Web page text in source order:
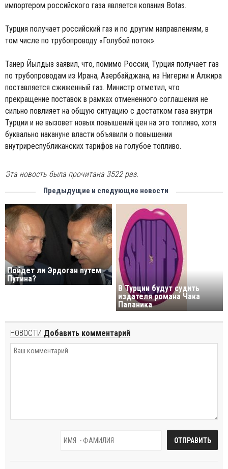
импортером российского газа является копания Botas.
Турция получает российский газ и по другим направлениям, в
том числе по трубопроводу «Голубой поток».
Танер Йылдыз заявил, что, помимо России, Турция получает газ
по трубопроводам из Ирана, Азербайджана, из Нигерии и Алжира
поставляется сжиженный газ. Министр отметил, что
прекращение поставок в рамках отмененного соглашения не
сильно повлияет на общую ситуацию с достатком газа внутри
Турции и не вызовет новых повышений цен на это топливо, хотя
буквально накануне власти объявили о повышении
внутриреспубликанских тарифов на голубое топливо.
Эта новость была прочитана 3522 раз.
Предыдущие и следующие новости
Пойдет ли Эрдоган путем
Путина?
В Турции будут судить
издателя романа Чака
Паланика
НОВОСТИ Добавить комментарий